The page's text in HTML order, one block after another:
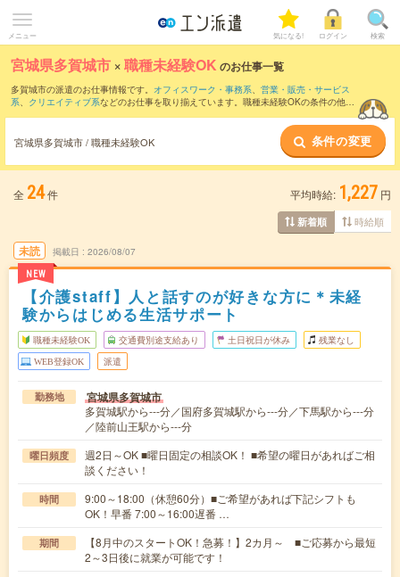
メニュー 気になる! ログイン 検索
宮城県多賀城市 ×職種未経験OK のお仕事一覧
多賀城市の派遣のお仕事情報です。 オフィスワーク・事務系、 営業・販売・サービス
系、 クリエイティブ系などのお仕事を取り揃えています。職種未経験OKの条件の他
宮城県多賀城市 / 職種未経験OK 条件の変更
全 24件 平均時給: 1,227 円
新着順 時給順
未読
NEW
掲載日 2026/08/07
【介護staff】人と話すのが好きな方に＊未経
験からはじめる生活サポート
職種未経験OK 交通費別途支給あり 土日祝日が休み 残業なし
WEB登録OK 派遣
勤務地 宮城県多賀城市
多賀城駅から---分／国府多賀城駅から---分／下馬駅から---分
／陸前山王駅から---分
曜日頻度
週2日～OK ■曜日固定の相談OK！ ■希望の曜日があればご相
談ください！
時間
9:00～18:00（休憩60分）■ご希望があれば下記シフトも
OK！早番 7:00～16:00遅番 …
期間
【8月中のスタートOK！急募！】2カ月～ ■ご応募から最短
2～3日後に就業が可能です！